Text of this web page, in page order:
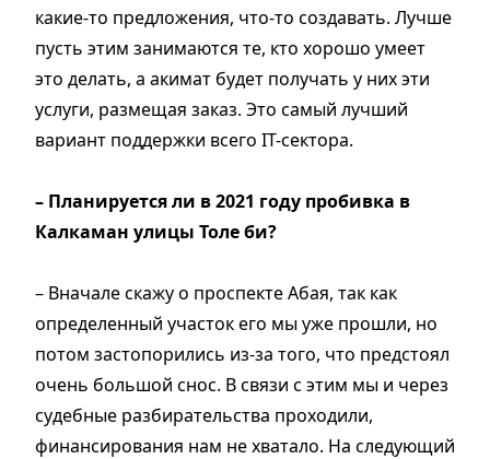
какие-то предложения, что-то создавать. Лучше
пусть этим занимаются те, кто хорошо умеет
это делать, а акимат будет получать у них эти
услуги, размещая заказ. Это самый лучший
вариант поддержки всего IT-сектора.
– Планируется ли в 2021 году пробивка в
Калкаман улицы Толе би?
– Вначале скажу о проспекте Абая, так как
определенный участок его мы уже прошли, но
потом застопорились из-за того, что предстоял
очень большой снос. В связи с этим мы и через
судебные разбирательства проходили,
финансирования нам не хватало. На следующий